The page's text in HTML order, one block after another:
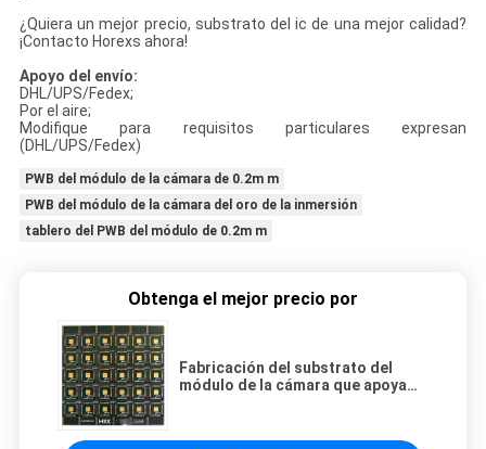
¿Quiera un mejor precio, substrato del ic de una mejor calidad?
¡Contacto Horexs ahora!
Apoyo del envío:
DHL/UPS/Fedex;
Por el aire;
Modifique para requisitos particulares expresan
(DHL/UPS/Fedex)
PWB del módulo de la cámara de 0.2m m
PWB del módulo de la cámara del oro de la inmersión
tablero del PWB del módulo de 0.2m m
Obtenga el mejor precio por
Fabricación del substrato del
módulo de la cámara que apoya